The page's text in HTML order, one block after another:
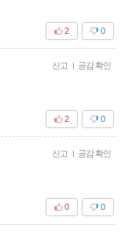
0
2
신고 | 공감 확인
0
2
신고 | 공감 확인
0
0